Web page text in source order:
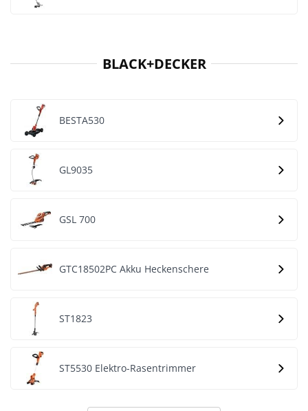
BLACK+DECKER
BESTA530
GL9035
GSL 700
GTC18502PC Akku Heckenschere
ST1823
ST5530 Elektro-Rasentrimmer